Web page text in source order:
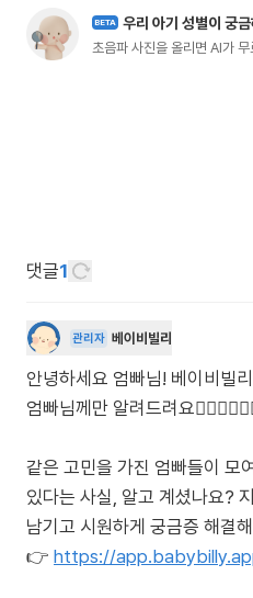
BETA 우리 아기 성별이 궁
초음파 사진을 올리면 AI가
댓글1
관리자 베이비빌리
안녕하세요 엄빠님! 베이비빌
엄빠님께만 알려드려요
같은 고민을 가진 엄빠들이 모
있다는 사실, 알고 계셨나요?
남기고 시원하게 궁금증 해결
👉 https://